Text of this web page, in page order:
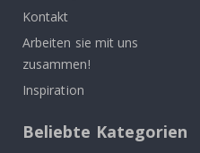
Kontakt
Arbeiten sie mit uns
zusammen!
Inspiration
Beliebte Kategorien